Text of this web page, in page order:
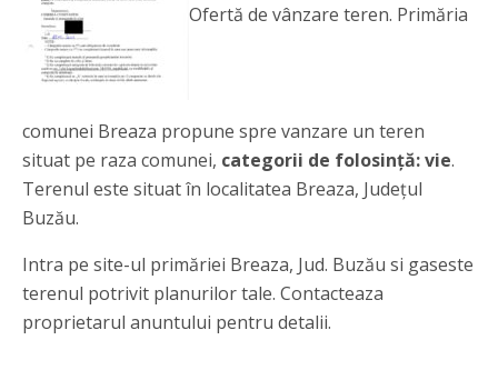
Ofertă de vânzare teren. Primăria
comunei Breaza propune spre vanzare un teren
situat pe raza comunei, categorii de folosință: vie.
Terenul este situat în localitatea Breaza, Județul
Buzău.
Intra pe site-ul primăriei Breaza, Jud. Buzău si gaseste
terenul potrivit planurilor tale. Contacteaza
proprietarul anuntului pentru detalii.